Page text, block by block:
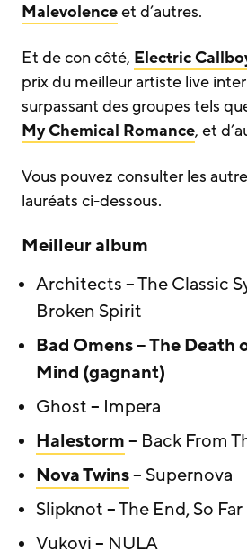
Malevolenceet d’autres.
Et de con côté, Electric
prix du meilleur artiste live
surpassant des groupes tels
My Chemical Romance, et
Vous pouvez consulter les
lauréats ci-dessous.
Meilleur album
Architects – The Classic
Broken Spirit
Bad Omens – The Death
Mind (gagnant)
Ghost – Impera
Halestorm– Back From
Nova Twins– Supernova
Slipknot – The End, So Far
Vukovi – NULA